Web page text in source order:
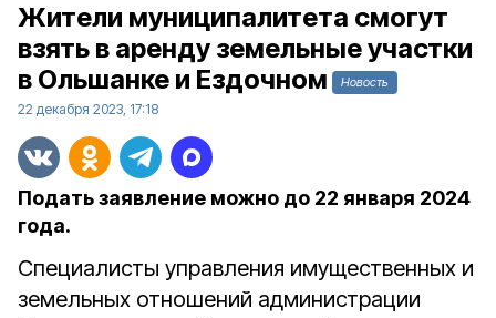
Жители муниципалитета смогут
взять в аренду земельные участки
в Ольшанке и Ездочном
Новость
22 декабря 2023, 17:18
Подать заявление можно до 22 января 2024
года.
Специалисты управления имущественных и
земельных отношений администрации